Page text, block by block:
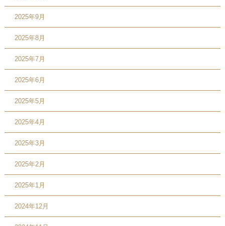
2025年9月
2025年8月
2025年7月
2025年6月
2025年5月
2025年4月
2025年3月
2025年2月
2025年1月
2024年12月